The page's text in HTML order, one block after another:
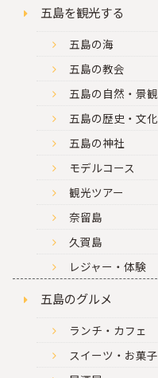
五島を観光する
五島の海
五島の教会
五島の自然・景観
五島の歴史・文化
五島の神社
モデルコース
観光ツアー
奈留島
久賀島
レジャー・体験
五島のグルメ
ランチ・カフェ
スイーツ・お菓子